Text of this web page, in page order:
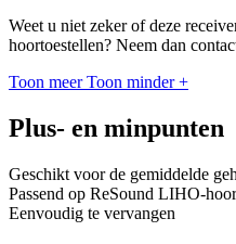
Weet u niet zeker of deze
hoortoestellen? Neem dan
Toon meer Toon minder +
Plus- en minpunten
Geschikt voor de gemiddelde
Passend op ReSound LIHO-
Eenvoudig te vervangen